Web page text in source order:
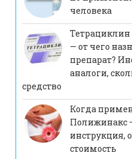
человека
Тетрациклин
— от чего
препарат?
аналоги,
средство
Когда
Полижинакс
инструкция,
стоимость